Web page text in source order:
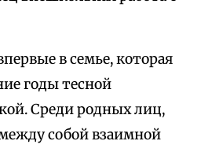
в семье, которая
годы тесной
Среди родных лиц,
собой взаимной